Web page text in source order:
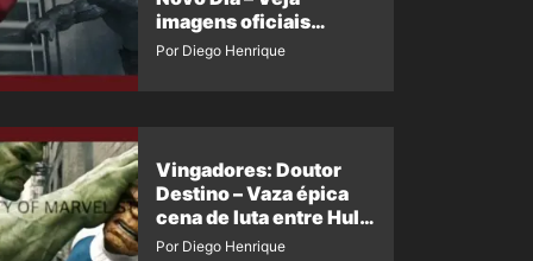
imagens oficiais
descartadas do Hulk
Por Diego Henrique
Vingadores: Doutor
Destino – Vaza épica
cena de luta entre Hulk
e o Coisa
Por Diego Henrique